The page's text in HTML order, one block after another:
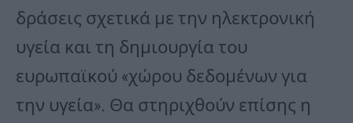
δράσεις σχετικά με την ηλεκτρονική
υγεία και τη δημιουργία του
ευρωπαϊκού «χώρου δεδομένων για
την υγεία». Θα στηριχθούν επίσης η